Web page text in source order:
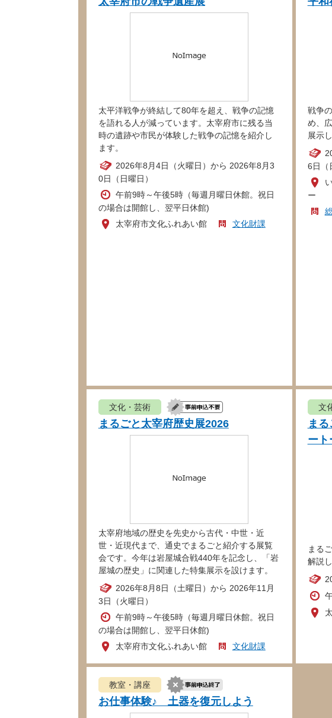
太平洋戦争が終結して80年を超え、戦争の記憶
を語れる人が減っています。太宰府市に残る当
時の遺跡や市民が体験した戦争の記憶を紹介し
ます。
2026年8月4日（火曜日）から 2026年8月3
0日（日曜日）
午前9時～午後5時（毎週月曜日休館。祝日
の場合は開館し、翌平日休館)
太宰府市文化ふれあい館
文化財課
戦争
め、
展示
6日（
ー
文化・芸術
まるごと太宰府歴史展2026
太宰府地域の歴史を先史から古代・中世・近
世・近現代まで、通史でまるごと紹介する展覧
会です。今年は岩屋城合戦440年を記念し、「岩
屋城の歴史」に関連した特集展示を設けます。
2026年8月8日（土曜日）から 2026年11月
3日（火曜日）
午前9時～午後5時（毎週月曜日休館。祝日
の場合は開館し、翌平日休館)
太宰府市文化ふれあい館
文化財課
文
ま
ート
まる
解説し
教室・講座
お仕事体験♪ 土器を復元しよう